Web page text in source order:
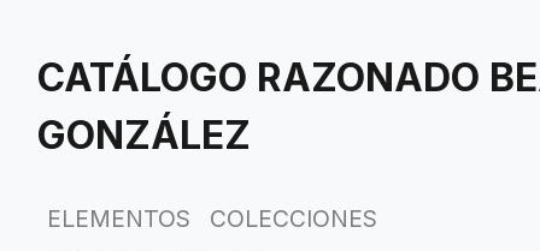
contenido
CATÁLOGO RAZONADO
GONZÁLEZ
ELEMENTOS
COLECCIONES